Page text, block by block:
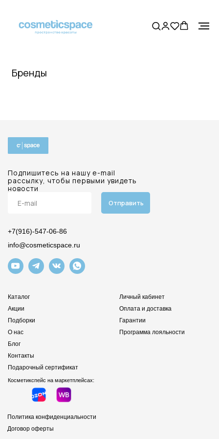
Бренды
Каталог
Акции
Подборки
О нас
Блог
Контакты
Подарочный сертификат
Личный кабинет
Оплата и доставка
Гарантии
Программа лояльности
Политика конфиденциальности
Договор оферты
Отправить
Подпишитесь на нашу e-mail
рассылку, чтобы первыми увидеть
новости
+7(916)-547-06-86
info@cosmeticspace.ru
Косметикспейс на маркетплейсах: